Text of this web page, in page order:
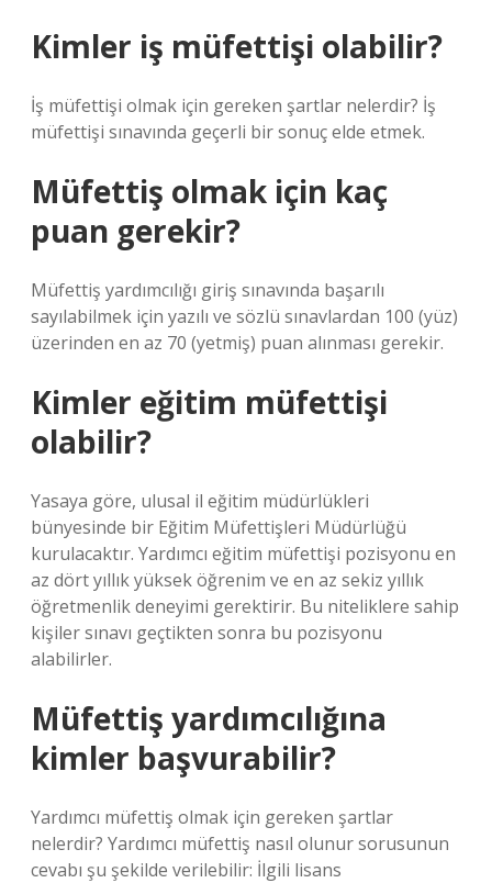
Kimler iş müfettişi olabilir?
İş müfettişi olmak için gereken şartlar nelerdir? İş
müfettişi sınavında geçerli bir sonuç elde etmek.
Müfettiş olmak için kaç
puan gerekir?
Müfettiş yardımcılığı giriş sınavında başarılı
sayılabilmek için yazılı ve sözlü sınavlardan 100 (yüz)
üzerinden en az 70 (yetmiş) puan alınması gerekir.
Kimler eğitim müfettişi
olabilir?
Yasaya göre, ulusal il eğitim müdürlükleri
bünyesinde bir Eğitim Müfettişleri Müdürlüğü
kurulacaktır. Yardımcı eğitim müfettişi pozisyonu en
az dört yıllık yüksek öğrenim ve en az sekiz yıllık
öğretmenlik deneyimi gerektirir. Bu niteliklere sahip
kişiler sınavı geçtikten sonra bu pozisyonu
alabilirler.
Müfettiş yardımcılığına
kimler başvurabilir?
Yardımcı müfettiş olmak için gereken şartlar
nelerdir? Yardımcı müfettiş nasıl olunur sorusunun
cevabı şu şekilde verilebilir: İlgili lisans